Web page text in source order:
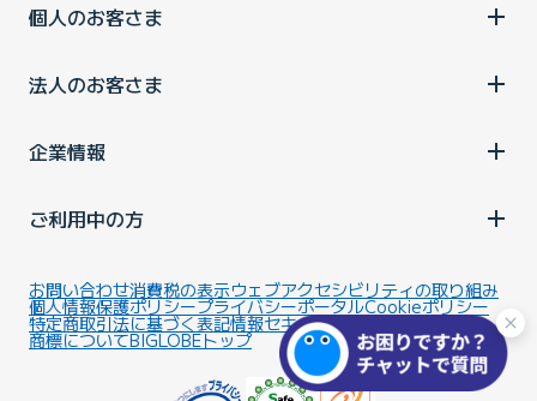
個人のお客さま
法人のお客さま
企業情報
ご利用中の方
お問い合わせ消費税の表示ウェブアクセシビリティの取り組み
個人情報保護ポリシープライバシーポータルCookieポリシー
特定商取引法に基づく表記情報セキュリティ基本方針
商標についてBIGLOBEトップ